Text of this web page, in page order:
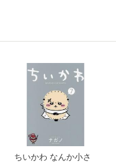
ちいかわ なんか小さ